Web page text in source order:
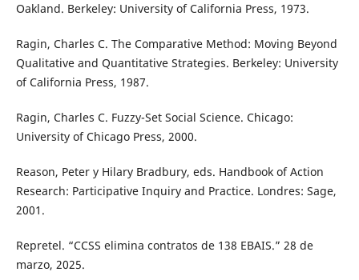
Oakland. Berkeley: University of California Press, 1973.
Ragin, Charles C. The Comparative Method: Moving Beyond
Qualitative and Quantitative Strategies. Berkeley: University
of California Press, 1987.
Ragin, Charles C. Fuzzy-Set Social Science. Chicago:
University of Chicago Press, 2000.
Reason, Peter y Hilary Bradbury, eds. Handbook of Action
Research: Participative Inquiry and Practice. Londres: Sage,
2001.
Repretel. “CCSS elimina contratos de 138 EBAIS.” 28 de
marzo, 2025.